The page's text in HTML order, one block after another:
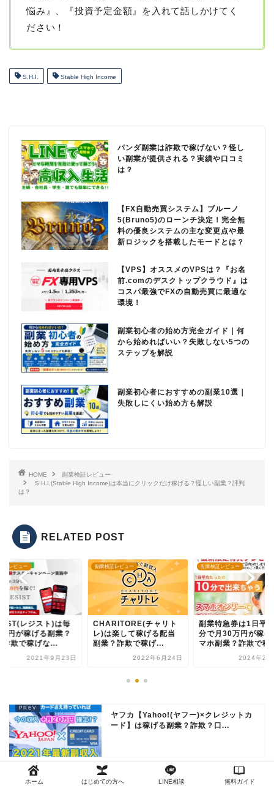
悩み』、『投資予定金額』を入れて話しかけてく
ださい！
S.H.I. Stable High Income
パンダ副業は詐欺で稼げない？怪し
い副業が提供される？実績や口コミ
は？
【FX自動売買システム】ブルーノ
5(Bruno5)のローンチ決定！完全無
料の優良システムの主な変更点や最
新ロジックを搭載したモードとは？
【VPS】オススメのVPSは？『お名
前.comのデスクトップクラウド』は
コスパ最強でFXの自動売買に最適な
環境！
副業初心者の始め方完全ガイド｜何
から始めればいい？失敗しない5つの
ステップを解説
副業初心者におすすめの副業10選｜
失敗しにくい始め方も解説
HOME
副業検証レビュー
S.H.I.(Stable High Income)は本当にクリックだけ稼げる？怪しい副業？評判
は？
RELATED POST
証レビュー
レジスト)は毎
円が稼げる副業？
詐欺で稼げな...
2021年9月23日
副業検証レビュー
CHARITORE(チャリト
レ)は楽して稼げる配当
副業？詐欺で稼げ...
2022年6月24日
副業検証レビュー
副業特急券は1日平
分で月30万円が稼げ
マホ副業？詐欺で稼
2024年2
ヤフカ【Yahoo!(ヤフー)×クレジットカ
ード】は稼げる副業？詐欺？口...
BGM(ビジネスガイドマスター)は簡単作
業で稼げる？副業初心者でも安心な...
ホーム はじめての方へ LINE相談 無料ガイド